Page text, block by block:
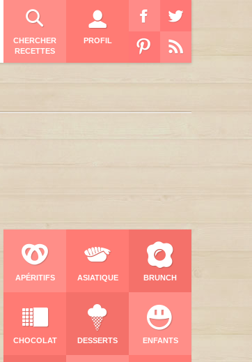
CHERCHER
RECETTES
PROFIL
APÉRITIFS ASIATIQUE BRUNCH
CHOCOLAT DESSERTS ENFANTS